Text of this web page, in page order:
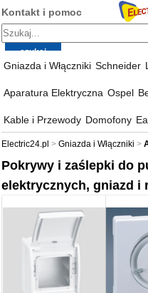
Kontakt i pomoc
Gniazda i Włączniki Schneider
Aparatura Elektryczna Ospel
Kable i Przewody Domofony
Electric24.pl Gniazda i Włączniki
Pokrywy i zaślepki do
elektrycznych, gniazd i